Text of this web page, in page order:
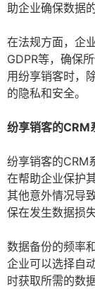
助企业确保数据
在法规方面，企
GDPR等，确保
用纷享销客时，
的隐私和安全。
纷享销客的CRM
纷享销客的CRM
在帮助企业保护
其他意外情况导
保在发生数据损
数据备份的频率
企业可以选择自
时获取所需的数